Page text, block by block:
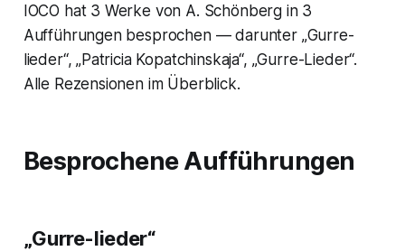
IOCO hat 3 Werke von A. Schönberg in 3
Aufführungen besprochen — darunter „Gurre-
lieder“, „Patricia Kopatchinskaja“, „Gurre-Lieder“.
Alle Rezensionen im Überblick.
Besprochene Aufführungen
„Gurre-lieder“